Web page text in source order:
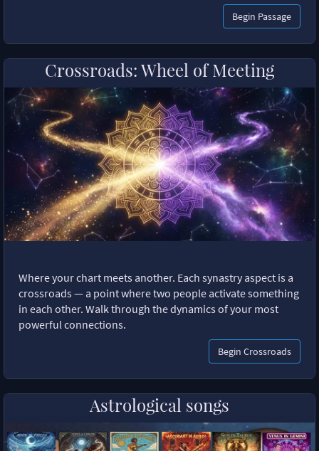
Begin Passage
Crossroads: Wheel of Meeting
Where your chart meets another. Each synastry aspect is a
crossroads — a point where two people activate something
in each other. Walk through the dynamics of your most
powerful connections.
Begin Crossroads
Astrological songs